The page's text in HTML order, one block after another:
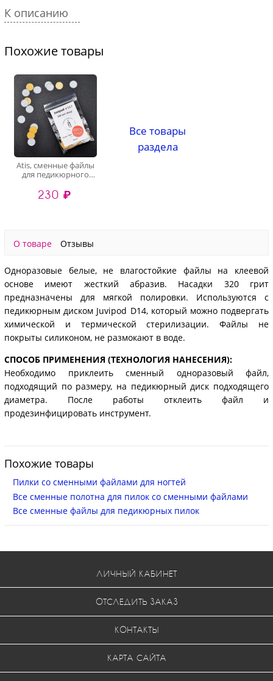
К описанию
Похожие товары
Atis, сменные файлы
для педикюрного
(Gray, 320 грит), 60 шт
230 ₽
Все товары
раздела
О товаре Отзывы
Одноразовые белые, не влагостойкие файлы на клеевой
основе имеют жесткий абразив. Насадки 320 грит
предназначены для мягкой полировки. Используются с
педикюрным диском Juvipod D14, который можно подвергать
химической и термической стерилизации. Файлы не
покрыты силиконом, не размокают в воде.
СПОСОБ ПРИМЕНЕНИЯ (ТЕХНОЛОГИЯ НАНЕСЕНИЯ):
Необходимо приклеить сменный одноразовый файл,
подходящий по размеру, на педикюрный диск подходящего
диаметра. После работы отклеить файл и
продезинфицировать инструмент.
Похожие товары
Пилки со сменными файлами для ногтей
Все сменные полотна для пилок со сменными файлами
Все сменные файлы для педикюрных пилок
ЛИЧНЫЙ КАБИНЕТ
ОТСЛЕДИТЬ ЗАКАЗ
КОНТАКТЫ
КАРТА САЙТА